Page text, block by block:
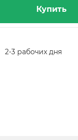
Купить
2-3 рабочих дня